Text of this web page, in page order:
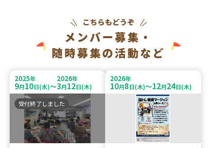
メンバー募集・
随時募集の活動など
2025年
9月10日(水)～
2026年
3月12日(木)
受付終了しました
2026年
10月8日(木)～12月24日(木)